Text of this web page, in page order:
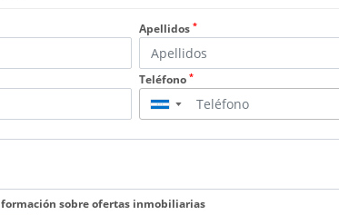
Apellidos *
Teléfono *
▼
sobre ofertas inmobiliarias